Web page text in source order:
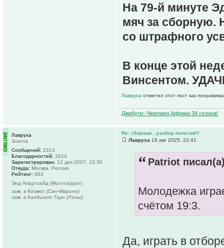
На 79-й минуте
мяч за сборную.
со штрафного
В конце этой
Винсентом.
Лавруха отметил этот пост как
Джибути- Чемпион Африки 34 сезона!
Re: сборные...разбор полетов!!!
Лавруха 19 авг 2025, 22:41
Patriot
Молодежка
счётом 19:3.
Да, играть в
Лавруха
Знаток
Сообщений: 2313
Благодарностей: 1624
Зарегистрирован: 12 дек 2007, 23:30
Откуда: Москва, Россия
Рейтинг: 663
Энд Апартхайд (Монтсеррат)
зам. в Космос (Сан-Марино)
зам. в Калдикот Таун (Уэльс)